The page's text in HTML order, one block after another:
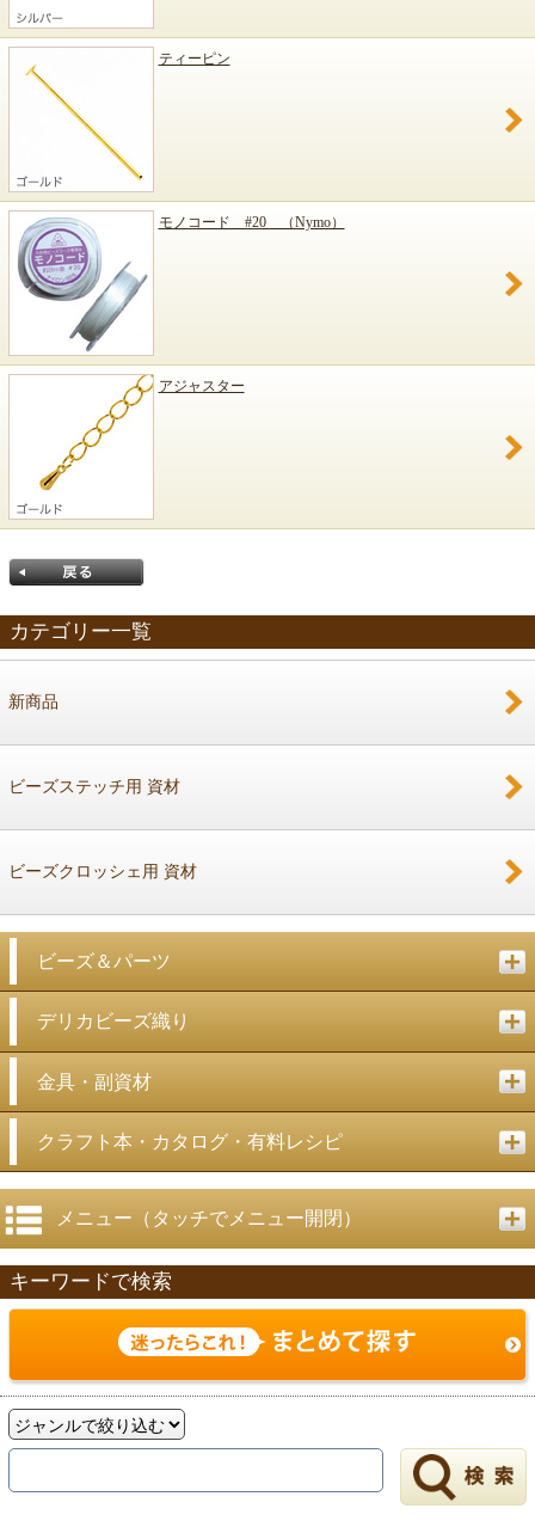
ティーピン
モノコード #20 （Nymo）
アジャスター
カテゴリー一覧
新商品
ビーズステッチ用 資材
ビーズクロッシェ用 資材
ビーズ＆パーツ
デリカビーズ織り
金具・副資材
クラフト本・カタログ・有料レシピ
メニュー（タッチでメニュー開閉）
キーワードで検索